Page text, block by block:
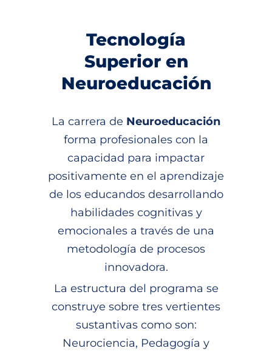
Tecnología
Superior en
Neuroeducación
La carrera de Neuroeducación
forma profesionales con la
capacidad para impactar
positivamente en el aprendizaje
de los educandos desarrollando
habilidades cognitivas y
emocionales a través de una
metodología de procesos
innovadora.
La estructura del programa se
construye sobre tres vertientes
sustantivas como son:
Neurociencia, Pedagogía y